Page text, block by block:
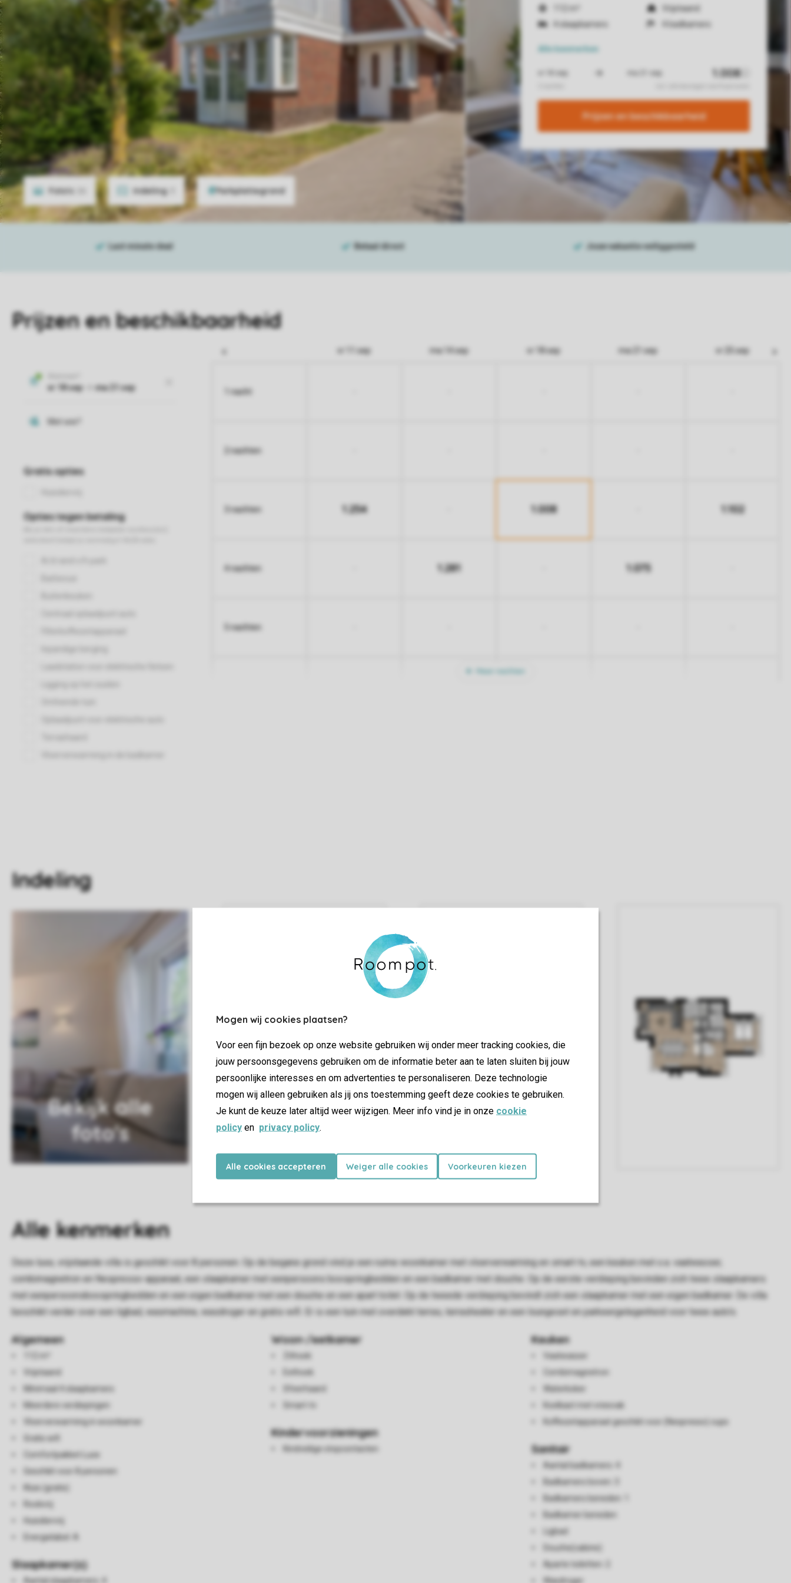
Mogen wij cookies plaatsen?
Voor een fijn bezoek op onze website gebruiken wij onder meer tracking cookies, die
jouw persoonsgegevens gebruiken om de informatie beter aan te laten sluiten bij jouw
persoonlijke interesses en om advertenties te personaliseren. Deze technologie
mogen wij alleen gebruiken als jij ons toestemming geeft deze cookies te gebruiken.
Je kunt de keuze later altijd weer wijzigen. Meer info vind je in onze cookie
policy en privacy policy.
Alle cookies accepteren Weiger alle cookies Voorkeuren kiezen
Foto's Indeling
Vrijstaand
4 slaapkamers
4 badkamers
Alle kenmerken
Prijzen en beschikbaarheid
Prijzen en beschikbaarheid
vr 11 sep ma 14 sep vr 18 sep ma 21 sep vr 25 sep
1 nacht
2 nachten
3 nachten 1.254 1.008 1.102
4 nachten 1.281 1.075
5 nachten
Indeling
Bekijk alle
foto's
Allekenmerken
Deze luxe, vrijstaande villa is geschikt voor 8 personen. Op de begane grond vind je een ruime woonkamer met vloerverwarming en smart-tv, een keuken met o.a. vaatwasser,
combimagnetron en Nespresso-apparaat, een slaapkamer met eenpersoons boxspringbedden en een badkamer met douche. Op de eerste verdieping bevinden zich twee slaapkamers
met eenpersoonsboxspringbedden en een eigen badkamer met een douche en een apart toilet. Op de tweede verdieping bevindt zich een slaapkamer met een eigen badkamer. De villa
beschikt verder over een ligbad, wasmachine, wasdroger en gratis wifi. Er is een tuin met overdekt terras, terrasheater en een loungeset en parkeergelegenheid voor twee auto’s.
Algemeen
Vrijstaand
Minimaal 4 slaapkamers
Meerdere verdiepingen
Vloerverwarming in woonkamer
Gratis wifi
Comfortpakket Luxe
Geschikt voor 8 personen
Kluis (gratis)
Rookvrij
Huisdiervrij
Energielabel: A
Slaapkamer(s)
Aantal slaapkamers: 4
Woon-/eetkamer
Zithoek
Eethoek
Sfeerhaard
Smart-tv
Kindervoorzieningen
Kindveilige stopcontacten
Keuken
Vaatwasser
Combimagnetron
Waterkoker
Koelkast met vriesvak
Koffiezetapparaat geschikt voor (Nespresso) cups
Sanitair
Aantal badkamers: 4
Badkamers boven: 3
Badkamers beneden: 1
Badkamer beneden
Ligbad
Douche(cabine)
Aparte toiletten: 2
Wasdroger